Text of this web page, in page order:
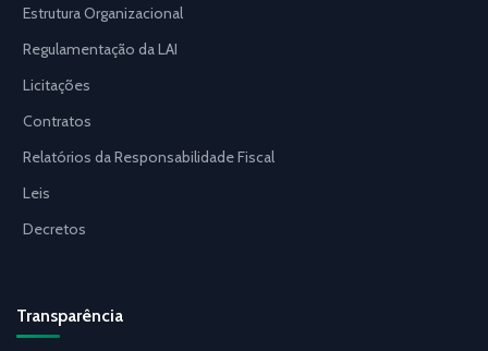
Estrutura Organizacional
Regulamentação da LAI
Licitações
Contratos
Relatórios da Responsabilidade Fiscal
Leis
Decretos
Transparência